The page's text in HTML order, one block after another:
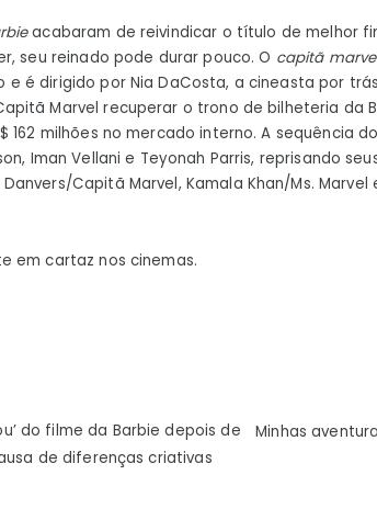
acabaram de reivindicar o título de melhor
seu reinado pode durar pouco. O capitã
e é dirigido por Nia DaCosta, a cineasta por trás
Marvel recuperar o trono de bilheteria da
162 milhões no mercado interno. A sequência
Iman Vellani e Teyonah Parris, reprisando
Capitã Marvel, Kamala Khan/Ms. Marvel
em cartaz nos cinemas.
do filme da Barbie depois de
de diferenças criativas
Minhas